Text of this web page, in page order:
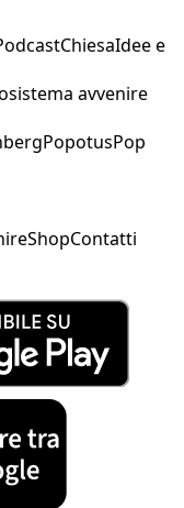
ChiesaIdee e
avvenire
PopotusPop
ShopContatti